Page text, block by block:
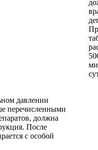
давлении
перечисленными
должна
После
с особой